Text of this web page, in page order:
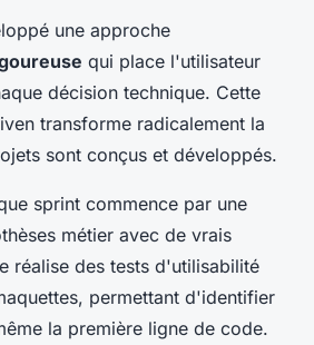
une approche
qui place l'utilisateur
décision technique. Cette
transforme radicalement la
sont conçus et développés.
sprint commence par une
métier avec de vrais
réalise des tests d'utilisabilité
permettant d'identifier
la première ligne de code.